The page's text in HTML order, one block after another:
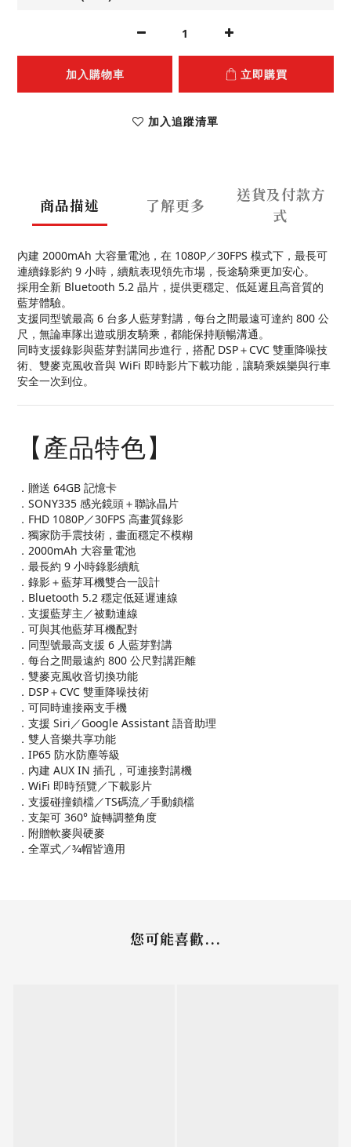
加入購物車 立即購買
加入追蹤清單
商品描述 了解更多
送貨及付款方
式
內建 2000mAh 大容量電池，在 1080P／30FPS 模式下，最長可
連續錄影約 9 小時，續航表現領先市場，長途騎乘更加安心。
採用全新 Bluetooth 5.2 晶片，提供更穩定、低延遲且高音質的
藍芽體驗。
支援同型號最高 6 台多人藍芽對講，每台之間最遠可達約 800 公
尺，無論車隊出遊或朋友騎乘，都能保持順暢溝通。
同時支援錄影與藍芽對講同步進行，搭配 DSP＋CVC 雙重降噪技
術、雙麥克風收音與 WiFi 即時影片下載功能，讓騎乘娛樂與行車
安全一次到位。
【產品特色】
．贈送 64GB 記憶卡
．SONY335 感光鏡頭＋聯詠晶片
．FHD 1080P／30FPS 高畫質錄影
．獨家防手震技術，畫面穩定不模糊
．2000mAh 大容量電池
．最長約 9 小時錄影續航
．錄影＋藍芽耳機雙合一設計
．Bluetooth 5.2 穩定低延遲連線
．支援藍芽主／被動連線
．可與其他藍芽耳機配對
．同型號最高支援 6 人藍芽對講
．每台之間最遠約 800 公尺對講距離
．雙麥克風收音切換功能
．DSP＋CVC 雙重降噪技術
．可同時連接兩支手機
．支援 Siri／Google Assistant 語音助理
．雙人音樂共享功能
．IP65 防水防塵等級
．內建 AUX IN 插孔，可連接對講機
．WiFi 即時預覽／下載影片
．支援碰撞鎖檔／TS碼流／手動鎖檔
．支架可 360° 旋轉調整角度
．附贈軟麥與硬麥
．全罩式／3⁄4帽皆適用
您可能喜歡...